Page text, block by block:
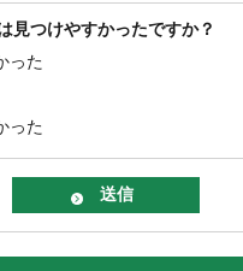
見つけやすかったですか？
った
った